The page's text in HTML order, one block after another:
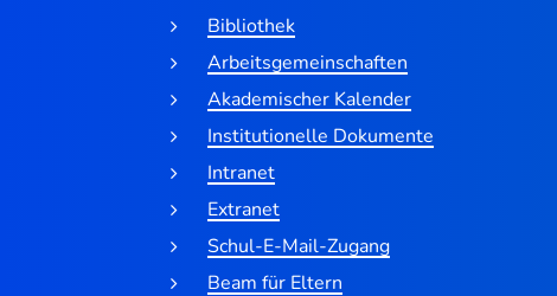
Bibliothek
Arbeitsgemeinschaften
Akademischer Kalender
Institutionelle Dokumente
Intranet
Extranet
Schul-E-Mail-Zugang
Beam für Eltern